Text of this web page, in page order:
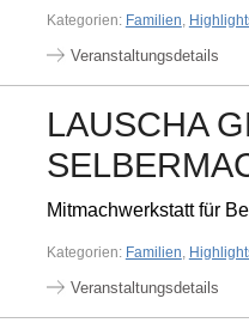
Kategorien: Familien,
Veranstaltungsdetails
LAUSCHA
Mitmachwerkstatt für
Kategorien: Familien,
Veranstaltungsdetails